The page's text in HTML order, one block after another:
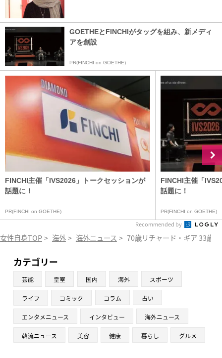
GOETHEとFINCHIがタッグを組み、新メディ
アを創設
PR(FINCHI on GOETHE)
FINCHI主催「IVS2026」トークセッションが
話題に！
PR(FINCHI on GOETHE)
FINCHI主催「
話題に！
PR(FINCHI on GOETHE)
Recommended by
女性自身TOP > 海外 > 海外ニュース > 70歳リチャード・ギア 33歳
カテゴリー
芸能 皇室 国内 海外 スポーツ
ライフ コミック コラム 占い
エンタメニュース インタビュー 海外ニュース
韓流ニュース 美容 健康 暮らし グルメ